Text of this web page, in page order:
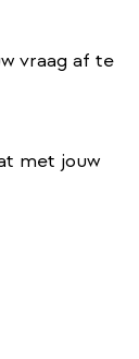
vraag af te
met jouw